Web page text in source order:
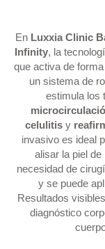
En Luxxia Clinic
Infinity, la
que activa de
un sistema de
estimula los
celulitis y
invasivo es ideal
alisar la piel
necesidad de
y se puede
Resultados
diagnóstico